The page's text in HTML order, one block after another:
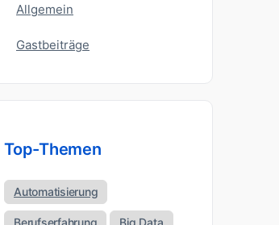
Allgemein
Gastbeiträge
Top-Themen
Automatisierung